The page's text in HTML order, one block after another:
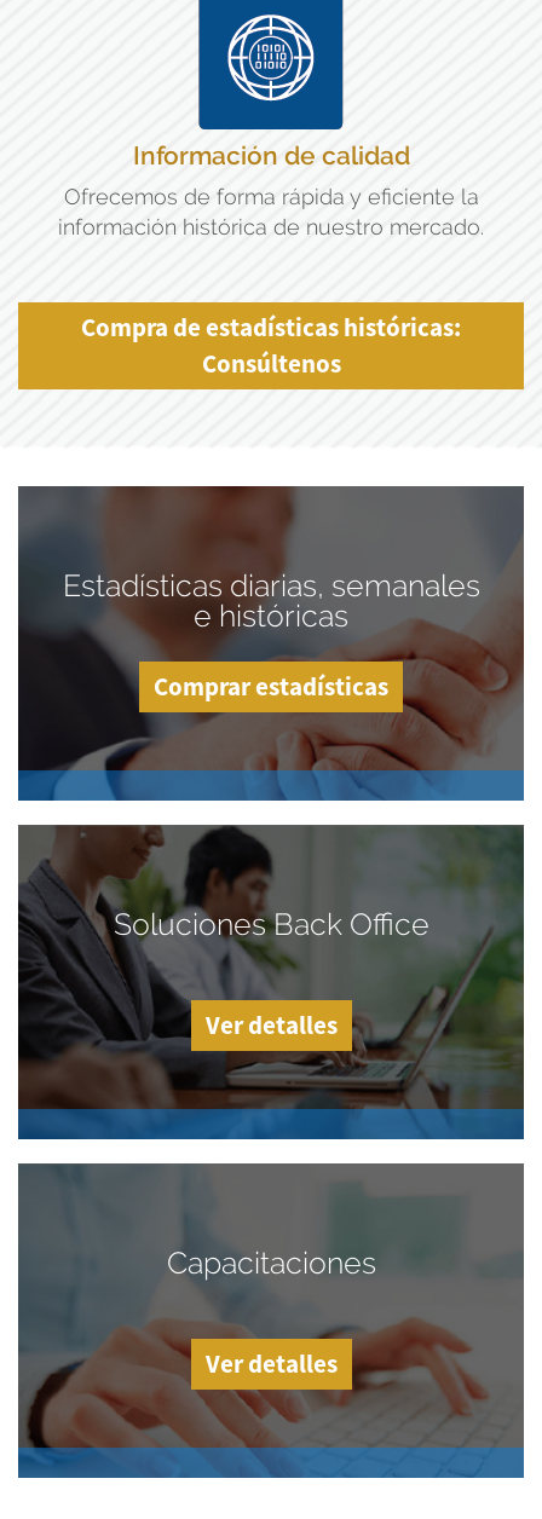
Información de calidad
Ofrecemos de forma rápida y eficiente la
información histórica de nuestro mercado.
Compra de estadísticas históricas:
Consúltenos
Estadísticas diarias, semanales
e históricas
Comprar estadísticas
Soluciones Back Office
Ver detalles
Capacitaciones
Ver detalles